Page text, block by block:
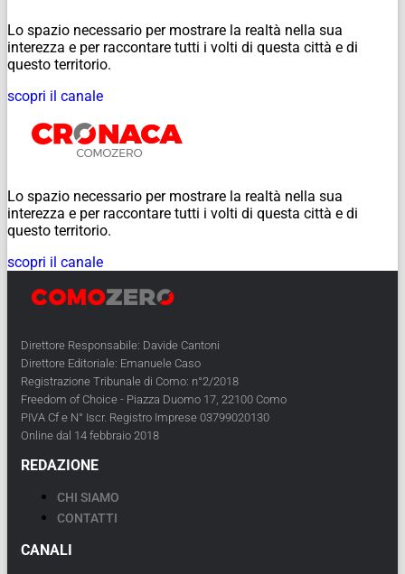
Lo spazio necessario per mostrare la realtà nella sua
interezza e per raccontare tutti i volti di questa città e di
questo territorio.
scopri il canale
Lo spazio necessario per mostrare la realtà nella sua
interezza e per raccontare tutti i volti di questa città e di
questo territorio.
scopri il canale
Direttore Responsabile: Davide Cantoni
Direttore Editoriale: Emanuele Caso
Registrazione Tribunale di Como: n°2/2018
Freedom of Choice - Piazza Duomo 17, 22100 Como
PIVA Cf e N° Iscr. Registro Imprese 03799020130
Online dal 14 febbraio 2018
REDAZIONE
CHI SIAMO
CONTATTI
CANALI